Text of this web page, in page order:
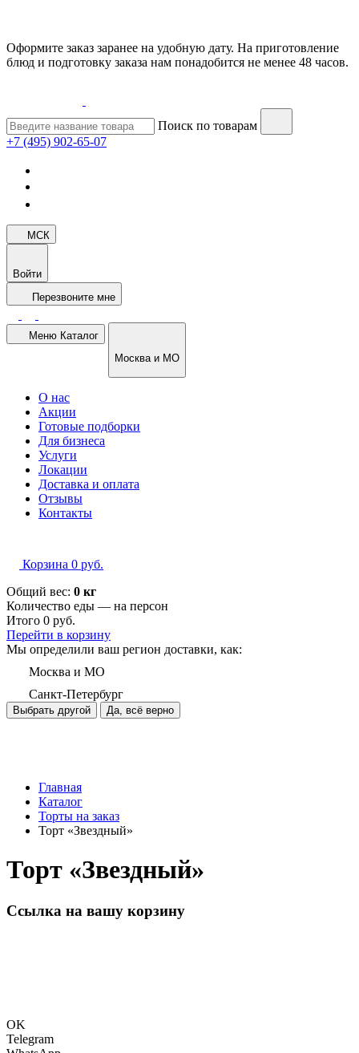
Оформите заказ заранее на удобную дату. На приготовление
блюд и подготовку заказа нам понадобится не менее 48 часов.
Поиск по товарам
+7 (495) 902-65-07
МСК
Войти
Перезвоните мне
Меню Каталог
Москва и МО
О нас
Акции
Готовые подборки
Для бизнеса
Услуги
Локации
Доставка и оплата
Отзывы
Контакты
Корзина 0 руб.
Общий вес: 0 кг
Количество еды — на персон
Итого 0 руб.
Перейти в корзину
Мы определили ваш регион доставки, как:
Москва и МО
Санкт-Петербург
Выбрать другой Да, всё верно
Главная
Каталог
Торты на заказ
Торт «Звездный»
Торт «Звездный»
Ссылка на вашу корзину
OK
Telegram